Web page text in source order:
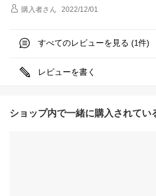
購入者さん 2022/12/01
すべてのレビューを見る (1件)
レビューを書く
ショップ内で一緒に購入されてい